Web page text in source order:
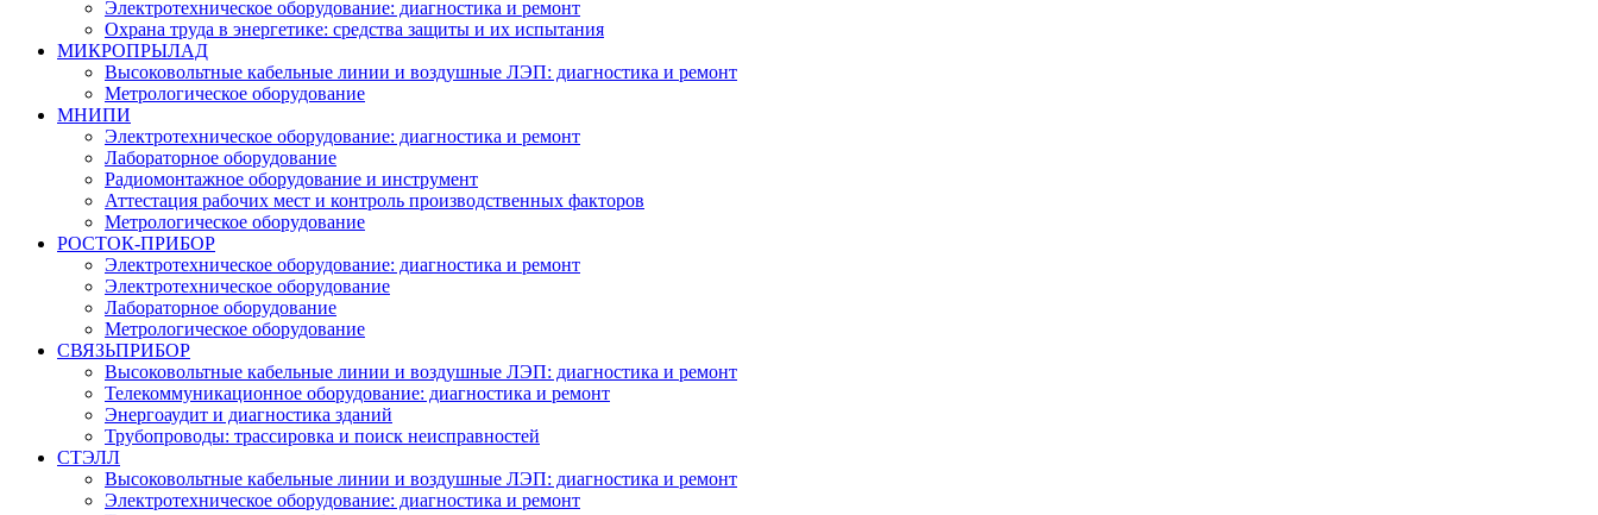
Электротехническое оборудование: диагностика и ремонт
Охрана труда в энергетике: средства защиты и их испытания
МИКРОПРЫЛАД
Высоковольтные кабельные линии и воздушные ЛЭП: диагностика и ремонт
Метрологическое оборудование
МНИПИ
Электротехническое оборудование: диагностика и ремонт
Лабораторное оборудование
Радиомонтажное оборудование и инструмент
Аттестация рабочих мест и контроль производственных факторов
Метрологическое оборудование
РОСТОК-ПРИБОР
Электротехническое оборудование: диагностика и ремонт
Электротехническое оборудование
Лабораторное оборудование
Метрологическое оборудование
СВЯЗЬПРИБОР
Высоковольтные кабельные линии и воздушные ЛЭП: диагностика и ремонт
Телекоммуникационное оборудование: диагностика и ремонт
Энергоаудит и диагностика зданий
Трубопроводы: трассировка и поиск неисправностей
СТЭЛЛ
Высоковольтные кабельные линии и воздушные ЛЭП: диагностика и ремонт
Электротехническое оборудование: диагностика и ремонт